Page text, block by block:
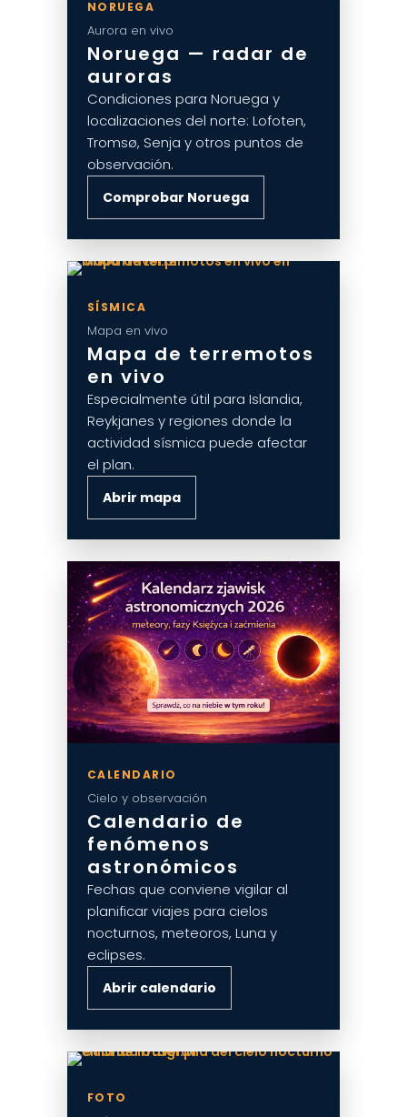
NORUEGA
Aurora en vivo
Noruega — radar de
auroras
Condiciones para Noruega y
localizaciones del norte: Lofoten,
Tromsø, Senja y otros puntos de
observación.
Comprobar Noruega
SÍSMICA
Mapa en vivo
Mapa de terremotos
en vivo
Especialmente útil para Islandia,
Reykjanes y regiones donde la
actividad sísmica puede afectar
el plan.
Abrir mapa
CALENDARIO
Cielo y observación
Calendario de
fenómenos
astronómicos
Fechas que conviene vigilar al
planificar viajes para cielos
nocturnos, meteoros, Luna y
eclipses.
Abrir calendario
FOTO